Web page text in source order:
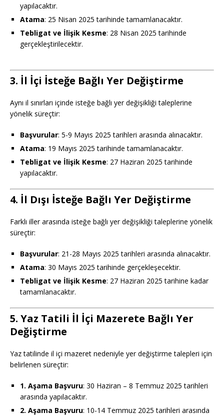
yapılacaktır.
Atama: 25 Nisan 2025 tarihinde tamamlanacaktır.
Tebligat ve İlişik Kesme: 28 Nisan 2025 tarihinde
gerçekleştirilecektir.
3. İl İçi İsteğe Bağlı Yer Değiştirme
Aynı il sınırları içinde isteğe bağlı yer değişikliği taleplerine
yönelik süreçtir:
Başvurular: 5-9 Mayıs 2025 tarihleri arasında alınacaktır.
Atama: 19 Mayıs 2025 tarihinde tamamlanacaktır.
Tebligat ve İlişik Kesme: 27 Haziran 2025 tarihinde
yapılacaktır.
4. İl Dışı İsteğe Bağlı Yer Değiştirme
Farklı iller arasında isteğe bağlı yer değişikliği taleplerine yönelik
süreçtir:
Başvurular: 21-28 Mayıs 2025 tarihleri arasında alınacaktır.
Atama: 30 Mayıs 2025 tarihinde gerçekleşecektir.
Tebligat ve İlişik Kesme: 27 Haziran 2025 tarihine kadar
tamamlanacaktır.
5. Yaz Tatili İl İçi Mazerete Bağlı Yer
Değiştirme
Yaz tatilinde il içi mazeret nedeniyle yer değiştirme talepleri için
belirlenen süreçtir:
1. Aşama Başvuru: 30 Haziran – 8 Temmuz 2025 tarihleri
arasında yapılacaktır.
2. Aşama Başvuru: 10-14 Temmuz 2025 tarihleri arasında